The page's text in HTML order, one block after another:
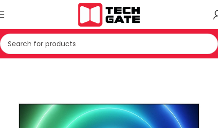
Kreu TV & AUDIO TV